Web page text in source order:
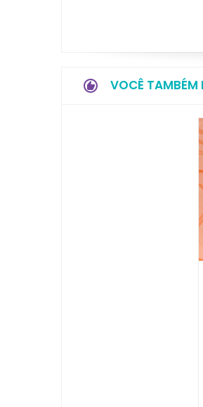
VOCÊ TAMBÉM